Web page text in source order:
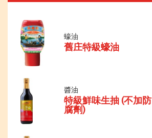
蠔油
舊庄特級蠔油
醬油
特級鮮味生抽 (不加防
腐劑)